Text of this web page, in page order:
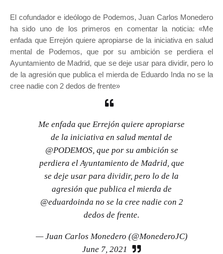
El cofundador e ideólogo de Podemos, Juan Carlos Monedero
ha sido uno de los primeros en comentar la noticia: «Me
enfada que Errejón quiere apropiarse de la iniciativa en salud
mental de Podemos, que por su ambición se perdiera el
Ayuntamiento de Madrid, que se deje usar para dividir, pero lo
de la agresión que publica el mierda de Eduardo Inda no se la
cree nadie con 2 dedos de frente»
Me enfada que Errejón quiere apropiarse
de la iniciativa en salud mental de
@PODEMOS, que por su ambición se
perdiera el Ayuntamiento de Madrid, que
se deje usar para dividir, pero lo de la
agresión que publica el mierda de
@eduardoinda no se la cree nadie con 2
dedos de frente.
— Juan Carlos Monedero (@MonederoJC)
June 7, 2021